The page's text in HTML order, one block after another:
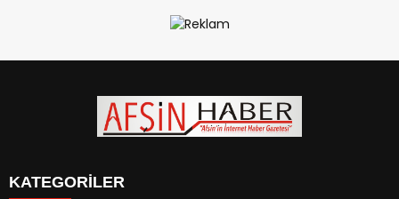
KATEGORİLER